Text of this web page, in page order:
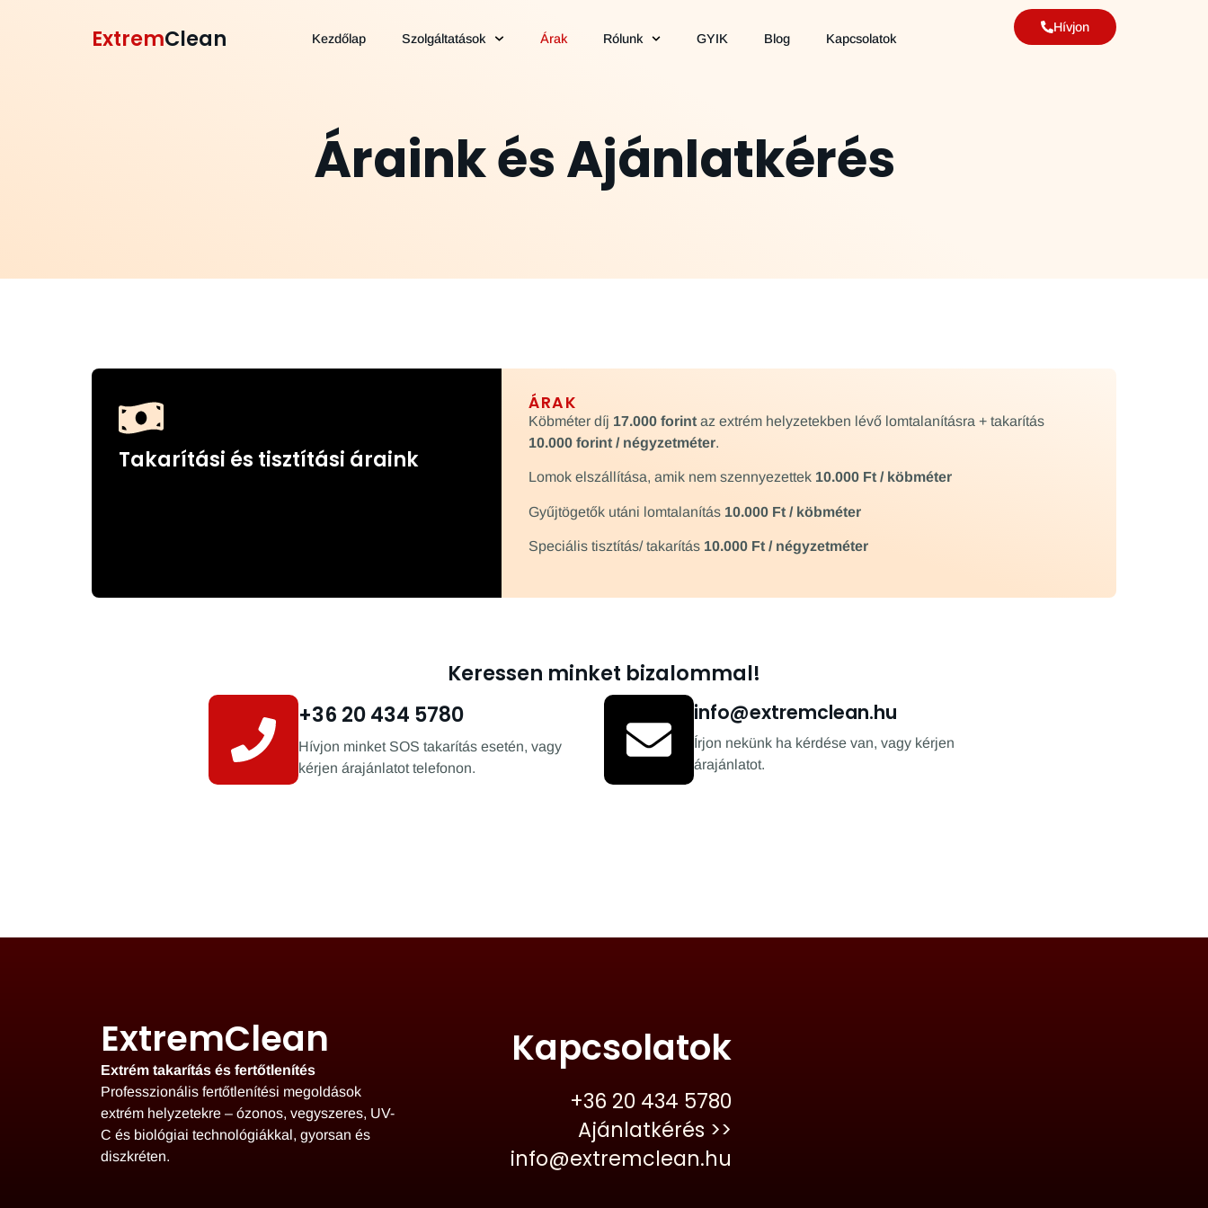
ExtremClean Kezdőlap Szolgáltatások Árak Rólunk GYIK Blog Kapcsolatok
Hívjon
Áraink és Ajánlatkérés
Takarítási és tisztítási áraink
ÁRAK
Köbméter díj 17.000 forint az extrém helyzetekben lévő lomtalanításra + takarítás
10.000 forint / négyzetméter.
Lomok elszállítása, amik nem szennyezettek 10.000 Ft / köbméter
Gyűjtögetők utáni lomtalanítás 10.000 Ft / köbméter
Speciális tisztítás/ takarítás 10.000 Ft / négyzetméter
Keressen minket bizalommal!
+36 20 434 5780
Hívjon minket SOS takarítás esetén, vagy
kérjen árajánlatot telefonon.
info@extremclean.hu
Írjon nekünk ha kérdése van, vagy kérjen
árajánlatot.
ExtremClean
Extrém takarítás és fertőtlenítés
Professzionális fertőtlenítési megoldások
extrém helyzetekre – ózonos, vegyszeres, UV-
C és biológiai technológiákkal, gyorsan és
diszkréten.
Kapcsolatok
+36 20 434 5780
Ajánlatkérés >>
info@extremclean.hu